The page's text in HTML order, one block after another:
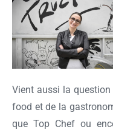
Vient aussi la
food et de la
que Top Chef ou